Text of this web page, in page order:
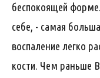
беспокоящей
себе, - самая
воспаление легко
кости. Чем раньше